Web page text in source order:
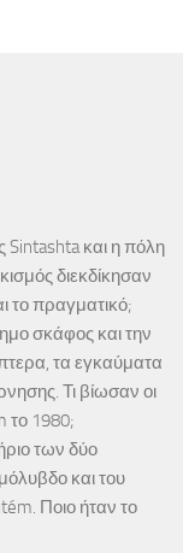
Sintashta και η πόλη
διεκδίκησαν
το πραγματικό;
σκάφος και την
τα εγκαύματα
Τι βίωσαν οι
το 1980;
των δύο
και του
Ποιο ήταν το